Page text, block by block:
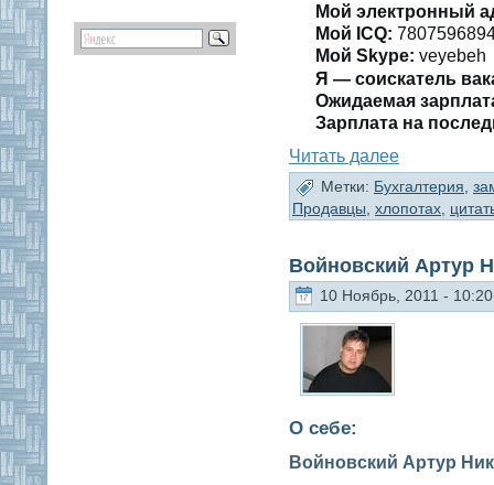
Мой электронный
Мοй ICQ:
Мой Skype: veyebeh
Я — сοискатель
Ожидаемая
Зарплата на
Читать далее
Метки: Бухгалтерия,
Продавцы, хлопотах,
Войновский Артур
10 Ноябрь, 2011 - 10:20
О себе:
Войновский Артур